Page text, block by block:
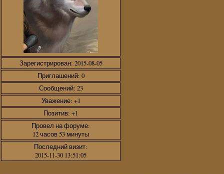
Зарегистрирован: 2015-08-05
Приглашений: 0
Сообщений: 23
Уважение: +1
Позитив: +1
Провел на форуме:
12 часов 53 минуты
Последний визит:
2015-11-30 13:51:05